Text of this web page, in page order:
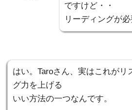
ですけど・・
リーディングが
はい。Taroさん、実はこれがリ
グ力を上げる
いい方法の一つなんです。